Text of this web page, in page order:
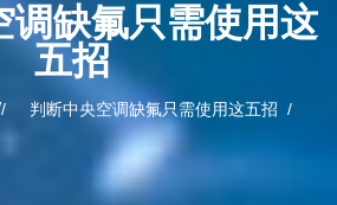
调缺氟只需使用这
五招
判断中央空调缺氟只需使用这五招